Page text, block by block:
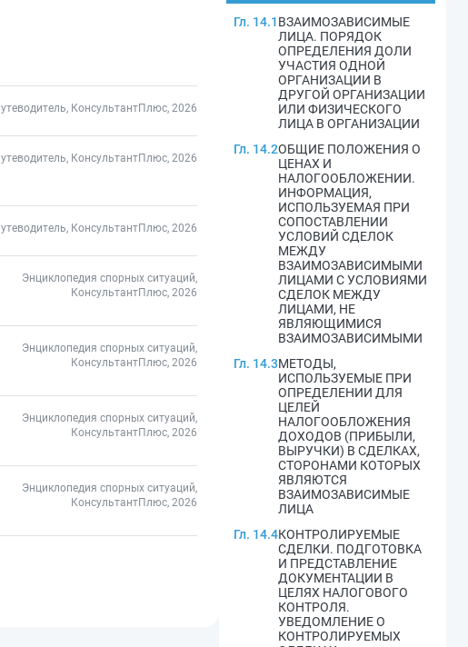
КонсультантПлюс, 2026
КонсультантПлюс, 2026
КонсультантПлюс, 2026
Энциклопедия спорных ситуаций,
КонсультантПлюс, 2026
Энциклопедия спорных ситуаций,
КонсультантПлюс, 2026
Энциклопедия спорных ситуаций,
КонсультантПлюс, 2026
Энциклопедия спорных ситуаций,
КонсультантПлюс, 2026
Гл. 14.1ВЗАИМОЗАВИСИМЫЕ
ЛИЦА. ПОРЯДОК
ОПРЕДЕЛЕНИЯ ДОЛИ
УЧАСТИЯ ОДНОЙ
ОРГАНИЗАЦИИ В
ДРУГОЙ ОРГАНИЗАЦИИ
ИЛИ ФИЗИЧЕСКОГО
ЛИЦА В ОРГАНИЗАЦИИ
Гл. 14.2ОБЩИЕ ПОЛОЖЕНИЯ О
ЦЕНАХ И
НАЛОГООБЛОЖЕНИИ.
ИНФОРМАЦИЯ,
ИСПОЛЬЗУЕМАЯ ПРИ
СОПОСТАВЛЕНИИ
УСЛОВИЙ СДЕЛОК
МЕЖДУ
ВЗАИМОЗАВИСИМЫМИ
ЛИЦАМИ С УСЛОВИЯМИ
СДЕЛОК МЕЖДУ
ЛИЦАМИ, НЕ
ЯВЛЯЮЩИМИСЯ
ВЗАИМОЗАВИСИМЫМИ
Гл. 14.3МЕТОДЫ,
ИСПОЛЬЗУЕМЫЕ ПРИ
ОПРЕДЕЛЕНИИ ДЛЯ
ЦЕЛЕЙ
НАЛОГООБЛОЖЕНИЯ
ДОХОДОВ (ПРИБЫЛИ,
ВЫРУЧКИ) В СДЕЛКАХ,
СТОРОНАМИ КОТОРЫХ
ЯВЛЯЮТСЯ
ВЗАИМОЗАВИСИМЫЕ
ЛИЦА
Гл. 14.4КОНТРОЛИРУЕМЫЕ
СДЕЛКИ. ПОДГОТОВКА
И ПРЕДСТАВЛЕНИЕ
ДОКУМЕНТАЦИИ В
ЦЕЛЯХ НАЛОГОВОГО
КОНТРОЛЯ.
УВЕДОМЛЕНИЕ О
КОНТРОЛИРУЕМЫХ